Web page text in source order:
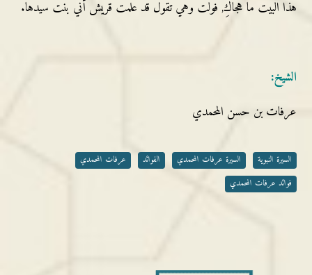
هذا البيت ما هجاكِ, فولت وهي تقول قد علمت قريش أني بنت سيدها.
الشيخ:
عرفات بن حسن المحمدي
السيرة النبوية السيرة عرفات المحمدي الفوائد
عرفات المحمدي
فوائد عرفات المحمدي